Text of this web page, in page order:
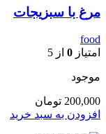
مرغ با سبزیجات
food
امتیاز 0 از 5
موجود
200,000 تومان
افزودن به سبد خرید